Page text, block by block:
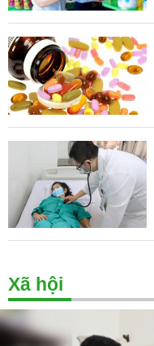
Xã hội